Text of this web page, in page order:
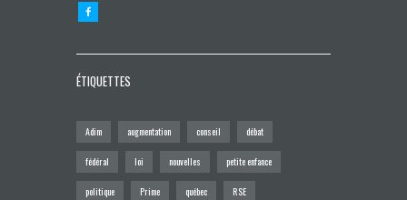
ÉTIQUETTES
Adim augmentation conseil débat
fédéral loi nouvelles petite enfance
politique Prime québec RSE